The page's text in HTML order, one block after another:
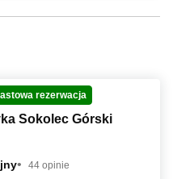
rezerwacja
Sokolec Górski
44 opinie